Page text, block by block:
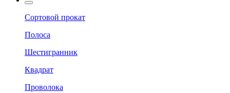
Сортовой прокат
Полоса
Шестигранник
Квадрат
Проволока